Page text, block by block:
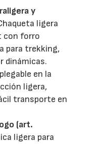
y
ligera
con forro
para trekking,
dinámicas.
en la
ligera,
transporte en
(art.
ligera para